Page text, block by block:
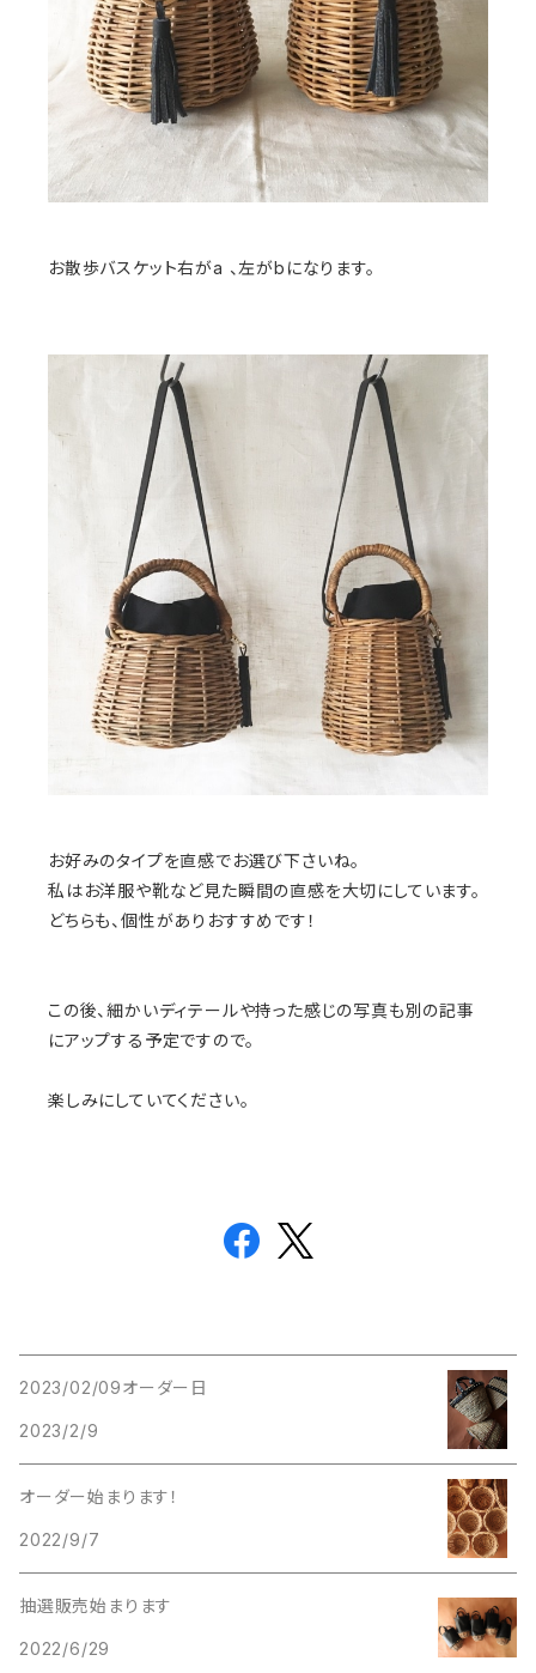
お散歩バスケット右がa 、左がbになります。
お好みのタイプを直感でお選び下さいね。
私はお洋服や靴など見た瞬間の直感を大切にしています。
どちらも、個性がありおすすめです！
この後、細かいディテールや持った感じの写真も別の記事
にアップする予定ですので。
楽しみにしていてください。
2023/02/09オーダー日
2023/2/9
オーダー始まります！
2022/9/7
抽選販売始まります
2022/6/29